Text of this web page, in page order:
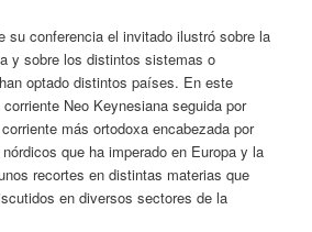
su conferencia el invitado ilustró sobre la
y sobre los distintos sistemas o
optado distintos países. En este
Neo Keynesiana seguida por
más ortodoxa encabezada por
que ha imperado en Europa y la
recortes en distintas materias que
en diversos sectores de la